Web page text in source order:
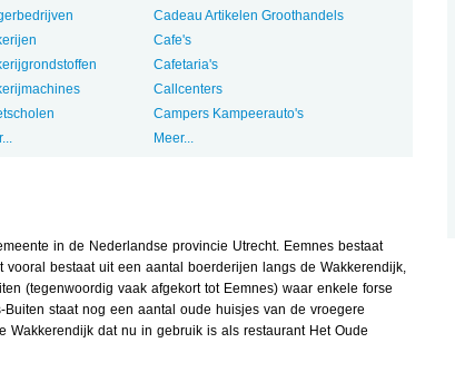
Cadeau Artikelen Groothandels
Cafe's
Cafetaria's
Callcenters
Campers Kampeerauto's
Meer...
in de Nederlandse provincie Utrecht. Eemnes bestaat
bestaat uit een aantal boerderijen langs de Wakkerendijk,
(tegenwoordig vaak afgekort tot Eemnes) waar enkele forse
staat nog een aantal oude huisjes van de vroegere
dat nu in gebruik is als restaurant Het Oude